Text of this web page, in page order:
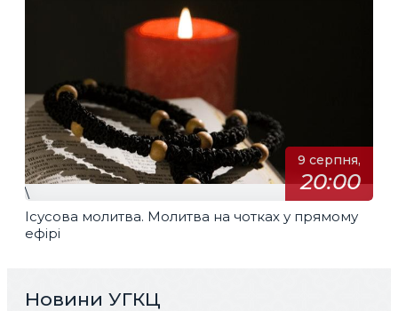
9 серпня,
20:00
\
Ісусова молитва. Молитва на чотках у прямому
ефірі
Новини УГКЦ